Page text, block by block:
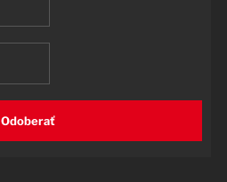
Odoberať